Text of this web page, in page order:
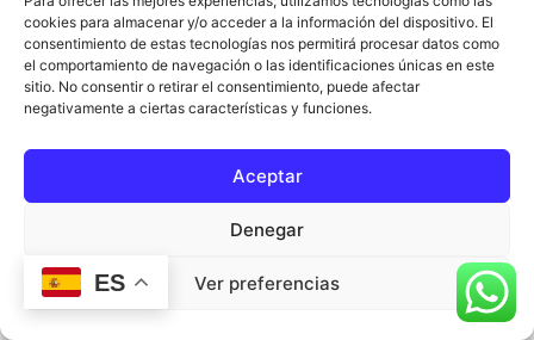
cookies para almacenar y/o acceder a la información del dispositivo. El
consentimiento de estas tecnologías nos permitirá procesar datos como
el comportamiento de navegación o las identificaciones únicas en este
sitio. No consentir o retirar el consentimiento, puede afectar
negativamente a ciertas características y funciones.
Aceptar
Denegar
Ver preferencias
ES